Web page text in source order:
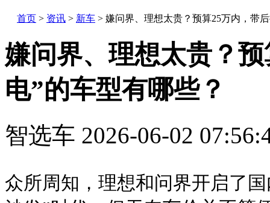
首页 > 资讯 > 新车 > 嫌问界、理想太贵？预算25万内，带
嫌问界、理想太贵？
电”的车型有哪些？
智选车 2026-06-02
众所周知，理想和问界开启了